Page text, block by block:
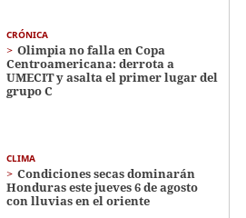
CRÓNICA
Olimpia no falla en Copa
Centroamericana: derrota a
UMECIT y asalta el primer lugar del
grupo C
CLIMA
Condiciones secas dominarán
Honduras este jueves 6 de agosto
con lluvias en el oriente